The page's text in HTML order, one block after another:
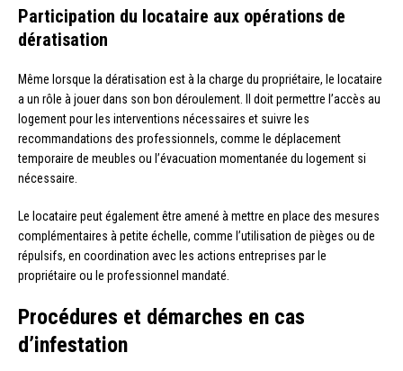
Participation du locataire aux opérations de
dératisation
Même lorsque la dératisation est à la charge du propriétaire, le locataire
a un rôle à jouer dans son bon déroulement. Il doit permettre l’accès au
logement pour les interventions nécessaires et suivre les
recommandations des professionnels, comme le déplacement
temporaire de meubles ou l’évacuation momentanée du logement si
nécessaire.
Le locataire peut également être amené à mettre en place des mesures
complémentaires à petite échelle, comme l’utilisation de pièges ou de
répulsifs, en coordination avec les actions entreprises par le
propriétaire ou le professionnel mandaté.
Procédures et démarches en cas
d’infestation